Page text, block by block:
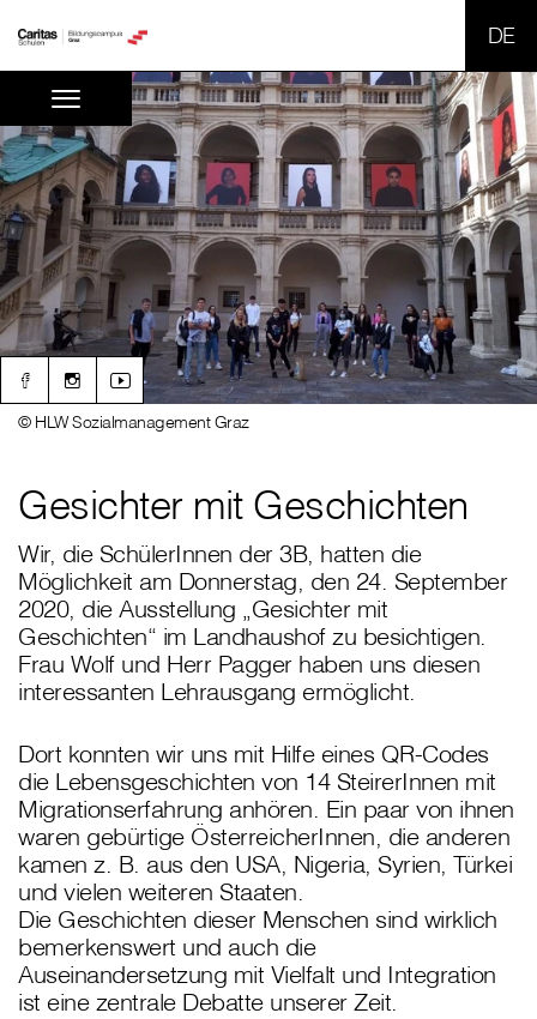
Gesichter mit Geschichten
© HLW Sozialmanagement Graz
Wir, die SchülerInnen der 3B, hatten die
Möglichkeit am Donnerstag, den 24. September
2020, die Ausstellung „Gesichter mit
Geschichten“ im Landhaushof zu besichtigen.
Frau Wolf und Herr Pagger haben uns diesen
interessanten Lehrausgang ermöglicht.
Dort konnten wir uns mit Hilfe eines QR-Codes
die Lebensgeschichten von 14 SteirerInnen mit
Migrationserfahrung anhören. Ein paar von ihnen
waren gebürtige ÖsterreicherInnen, die anderen
kamen z. B. aus den USA, Nigeria, Syrien, Türkei
und vielen weiteren Staaten.
Die Geschichten dieser Menschen sind wirklich
bemerkenswert und auch die
Auseinandersetzung mit Vielfalt und Integration
ist eine zentrale Debatte unserer Zeit.